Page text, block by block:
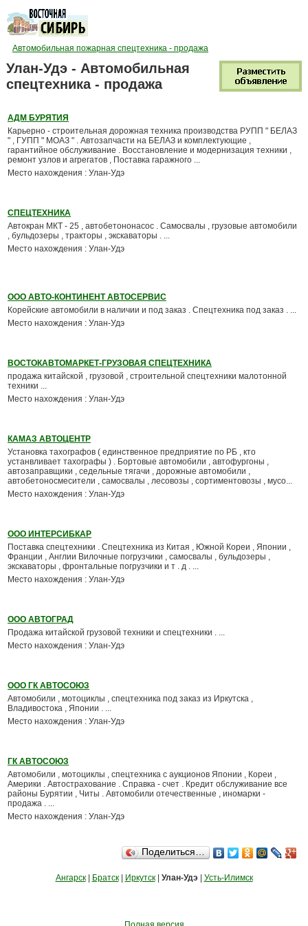
Автомобильная пожарная спецтехника - продажа
Улан-Удэ - Автомобильная
спецтехника - продажа
АДМ БУРЯТИЯ
Карьерно - строительная дорожная техника производства РУПП " БЕЛАЗ
" , ГУПП " МОАЗ " . Автозапчасти на БЕЛАЗ и комплектующие ,
гарантийное обслуживание . Восстановление и модернизация техники ,
ремонт узлов и агрегатов , Поставка гаражного ...
Место нахождения : Улан-Удэ
СПЕЦТЕХНИКА
Автокран МКТ - 25 , автобетононасос . Самосвалы , грузовые автомобили
, бульдозеры , тракторы , экскаваторы . ...
Место нахождения : Улан-Удэ
ООО АВТО-КОНТИНЕНТ АВТОСЕРВИС
Корейские автомобили в наличии и под заказ . Спецтехника под заказ . ...
Место нахождения : Улан-Удэ
ВОСТОКАВТОМАРКЕТ-ГРУЗОВАЯ СПЕЦТЕХНИКА
продажа китайской , грузовой , строительной спецтехники малотонной
техники ...
Место нахождения : Улан-Удэ
КАМАЗ АВТОЦЕНТР
Установка тахографов ( единственное предприятие по РБ , кто
устанвливает тахографы ) . Бортовые автомобили , автофургоны ,
автозаправщики , седельные тягачи , дорожные автомобили ,
автобетоносмесители , самосвалы , лесовозы , сортиментовозы , мусо...
Место нахождения : Улан-Удэ
ООО ИНТЕРСИБКАР
Поставка спецтехники . Спецтехника из Китая , Южной Кореи , Японии ,
Франции , Англии Вилочные погрузчики , самосвалы , бульдозеры ,
экскаваторы , фронтальные погрузчики и т . д . ...
Место нахождения : Улан-Удэ
ООО АВТОГРАД
Продажа китайской грузовой техники и спецтехники . ...
Место нахождения : Улан-Удэ
ООО ГК АВТОСОЮЗ
Автомобили , мотоциклы , спецтехника под заказ из Иркутска ,
Владивостока , Японии . ...
Место нахождения : Улан-Удэ
ГК АВТОСОЮЗ
Автомобили , мотоциклы , спецтехника с аукционов Японии , Кореи ,
Америки . Автострахование . Справка - счет . Кредит обслуживание все
районы Бурятии , Читы . Автомобили отечественные , иномарки -
продажа . ...
Место нахождения : Улан-Удэ
Поделиться…
Ангарск| Братск| Иркутск| Улан-Удэ| Усть-Илимск